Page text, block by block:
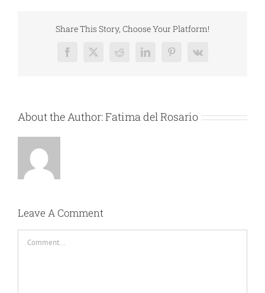
Share This Story, Choose Your Platform!
Facebook
X RedditLinkedInPinterest
Vk
About the Author:Fatima del Rosario
Leave A Comment